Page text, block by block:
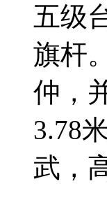
五级
旗杆
仲，
3.78
武，